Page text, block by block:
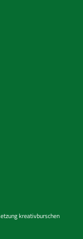
kreativburschen